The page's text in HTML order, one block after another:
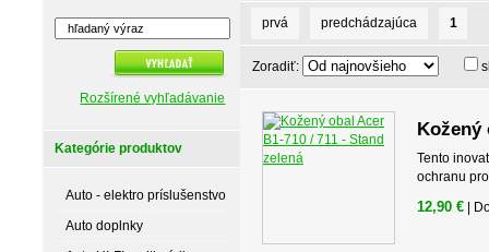
Rozšírené vyhľadávanie
Kategórie produktov
Auto - elektro príslušenstvo
Auto doplnky
prvá predchádzajúca 1
Zoradiť:
Kožený
Tento
ochranu
12,90 € |